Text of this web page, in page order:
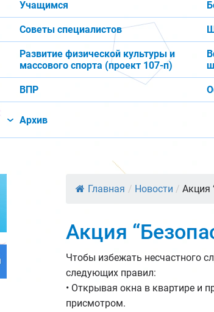
Учащимся
Советы специалистов
Развитие физической культуры и
массового спорта (проект 107-п)
ВПР
Архив
Главная / Новости / Акция
Акция
Чтобы избежать несчастного
следующих правил:
• Открывая окна в квартире и
присмотром.